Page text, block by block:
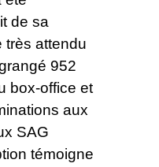
de sa
très attendu
952
box-office et
aux
SAG
témoigne